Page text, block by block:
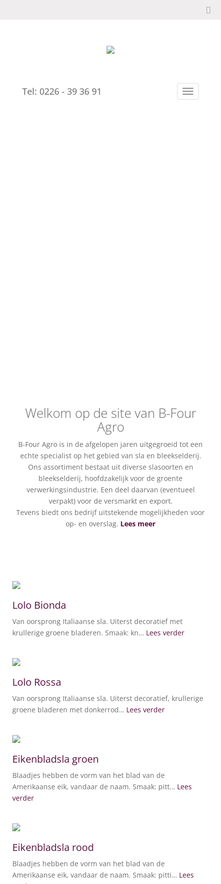
TOGGLE
Tel: 0226 - 39 36 91
Welkom op de site van B-Four
Agro
B-Four Agro is in de afgelopen jaren uitgegroeid tot een
echte specialist op het gebied van sla en bleekselderij.
Ons assortiment bestaat uit diverse slasoorten en
bleekselderij, hoofdzakelijk voor de groente
verwerkingsindustrie. Een deel daarvan (eventueel
verpakt) voor de versmarkt en export.
Tevens biedt ons bedrijf uitstekende mogelijkheden voor
op- en overslag. Lees meer
Lolo Bionda
Van oorsprong Italiaanse sla. Uiterst decoratief met
krullerige groene bladeren. Smaak: kn… Lees verder
Lolo Rossa
Van oorsprong Italiaanse sla. Uiterst decoratief, krullerige
groene bladeren met donkerrod… Lees verder
Eikenbladsla groen
Blaadjes hebben de vorm van het blad van de
Amerikaanse eik, vandaar de naam. Smaak: pitt… Lees
verder
Eikenbladsla rood
Blaadjes hebben de vorm van het blad van de
Amerikaanse eik, vandaar de naam. Smaak: pitti… Lees